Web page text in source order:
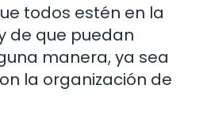
todos estén en la
de que puedan
manera, ya sea
la organización de